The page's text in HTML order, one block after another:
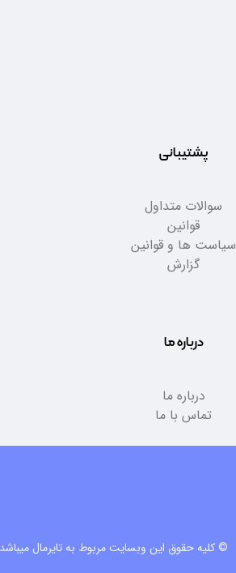
پشتیبانی
سوالات متداول
قوانین
سیاست ها و قوانین
گزارش
درباره ما
درباره ما
تماس با ما
© کلیه حقوق این وبسایت مربوط به تایرمال